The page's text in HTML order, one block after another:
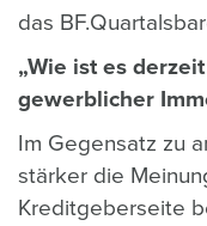
das
„Wie ist es
gewerblicher
Im Gegensatz zu
stärker die
Kreditgeberseite